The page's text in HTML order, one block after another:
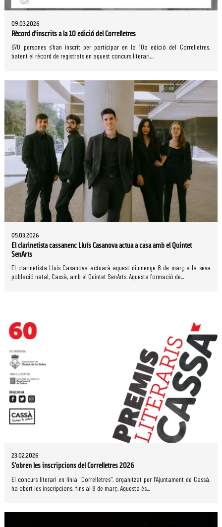
09.03.2026
Rècord d’inscrits a la 10 edició del Correlletres
670 persones s’han inscrit per participar en la 10a edició del Correlletres,
batent el rècord de registrats en aquest concurs literari,...
05.03.2026
El clarinetista cassanenc Lluís Casanova actua a casa amb el Quintet
SenArts
El clarinetista Lluís Casanova actuarà aquest diumenge 8 de març a la seva
població natal, Cassà, amb el Quintet SenArts. Aquesta formació de...
23.02.2026
S'obren les inscripcions del Correlletres 2026
El concurs literari en línia "Correlletres", organitzat per l’Ajuntament de Cassà,
ha obert les inscripcions, fins al 8 de març. Aquesta és...